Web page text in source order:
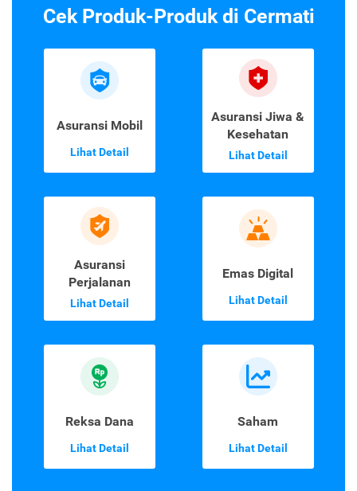
Cek Produk-Produk di Cermati
Asuransi Mobil
Lihat Detail
Asuransi Jiwa &
Kesehatan
Lihat Detail
Asuransi
Perjalanan
Lihat Detail
Emas Digital
Lihat Detail
Reksa Dana
Lihat Detail
Saham
Lihat Detail